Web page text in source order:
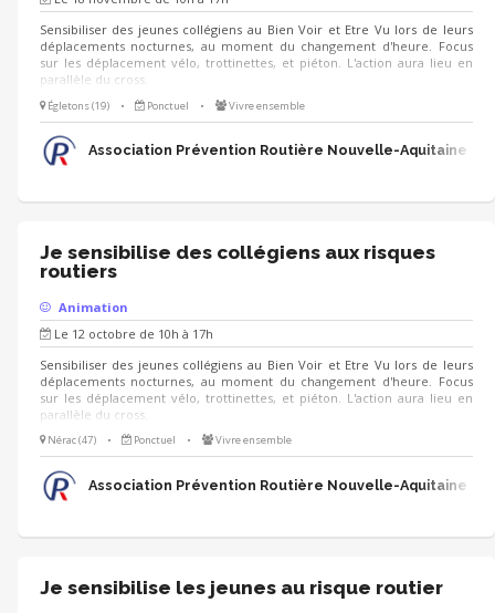
Sensibiliser des jeunes collégiens au Bien Voir et Etre Vu lors de leurs
déplacements nocturnes, au moment du changement d'heure. Focus
sur les déplacement vélo, trottinettes, et piéton. L'action aura lieu en
parallèle du cross.
Égletons (19) • Ponctuel • Vivre ensemble
Association Prévention Routière Nouvelle-Aquitaine
Je sensibilise des collégiens aux risques
routiers
Animation
Le 12 octobre de 10h à 17h
Sensibiliser des jeunes collégiens au Bien Voir et Etre Vu lors de leurs
déplacements nocturnes, au moment du changement d'heure. Focus
sur les déplacement vélo, trottinettes, et piéton. L'action aura lieu en
parallèle du cross.
Nérac (47) • Ponctuel • Vivre ensemble
Association Prévention Routière Nouvelle-Aquitaine
Je sensibilise les jeunes au risque routier